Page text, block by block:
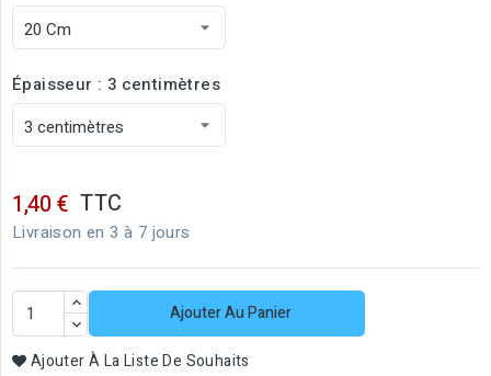
Épaisseur : 3 centimètres
1,40 € TTC
Livraison en 3 à 7 jours
Ajouter Au Panier
Ajouter À La Liste De Souhaits